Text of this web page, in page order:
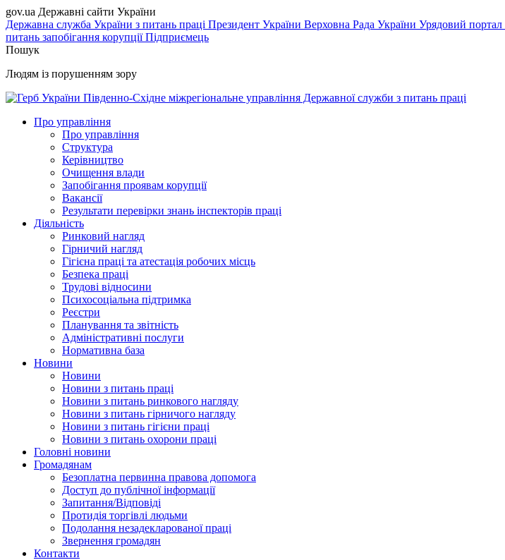
gov.ua Державні сайти України
Державна служба України з питань праці Президент України Верховна Рада України Урядовий портал
питань запобігання корупціїПідприємець
Пошук
Людям із порушенням зору
Південно-Східне міжрегіональне управління Державної служби з питань праці
Про управління
Про управління
Структура
Керівництво
Очищення влади
Запобігання проявам корупції
Вакансії
Результати перевірки знань інспекторів праці
Діяльність
Ринковий нагляд
Гірничий нагляд
Гігієна праці та атестація робочих місць
Безпека праці
Трудові відносини
Психосоціальна підтримка
Реєстри
Планування та звітність
Адміністративні послуги
Нормативна база
Новини
Новини
Новини з питань праці
Новини з питань ринкового нагляду
Новини з питань гірничого нагляду
Новини з питань гігієни праці
Новини з питань охорони праці
Головні новини
Громадянам
Безоплатна первинна правова допомога
Доступ до публічної інформації
Запитання/Відповіді
Протидія торгівлі людьми
Подолання незадекларованої праці
Звернення громадян
Контакти